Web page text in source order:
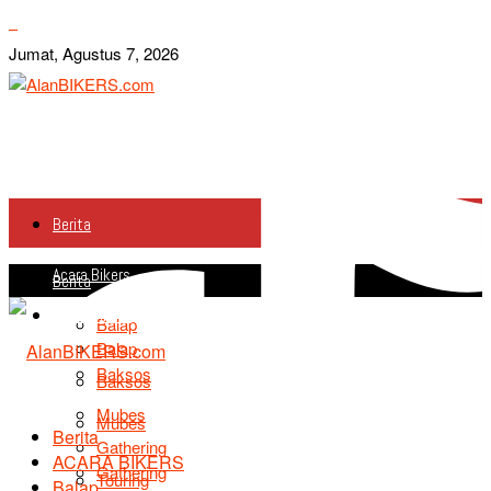
Jumat, Agustus 7, 2026
Berita
Acara Bikers
Balap
Baksos
Mubes
Gathering
Berita
Acara Bikers
Balap
Baksos
Mubes
Gathering
Touring
Berita
ACARA BIKERS